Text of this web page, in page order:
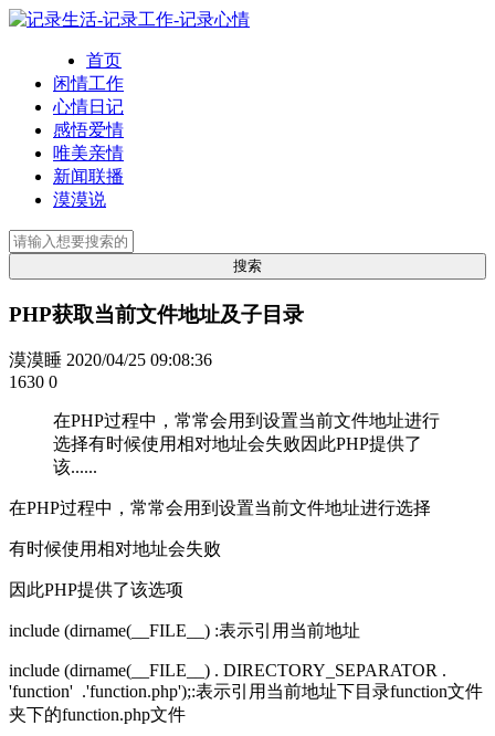
首页
闲情工作
心情日记
感悟爱情
唯美亲情
新闻联播
漠漠说
PHP获取当前文件地址及子目录
漠漠睡 2020/04/25 09:08:36
1630 0
在PHP过程中，常常会用到设置当前文件地址进行
选择有时候使用相对地址会失败因此PHP提供了
该......
在PHP过程中，常常会用到设置当前文件地址进行选择
有时候使用相对地址会失败
因此PHP提供了该选项
include (dirname(__FILE__) :表示引用当前地址
include (dirname(__FILE__) . DIRECTORY_SEPARATOR .
'function' .'function.php');:表示引用当前地址下目录function文件
夹下的function.php文件